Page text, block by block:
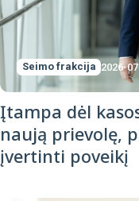
Seimo frakcija 2026-
Įtampa dėl
naują prievolę,
įvertinti poveikį